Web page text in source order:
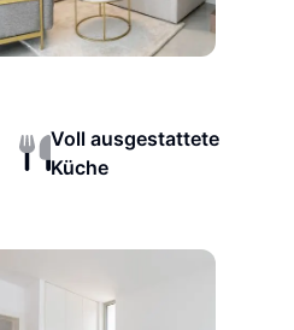
Voll ausgestattete
Küche